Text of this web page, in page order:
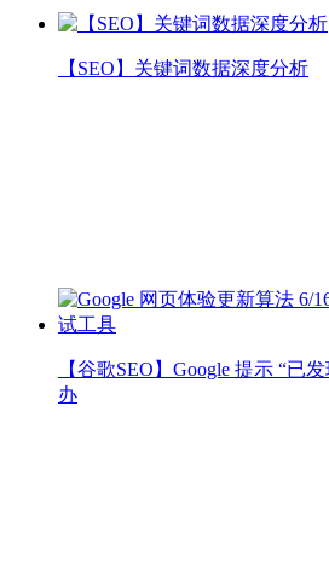
【SEO】关键词数据深度分析
【谷歌SEO】Google 提示 “已
办